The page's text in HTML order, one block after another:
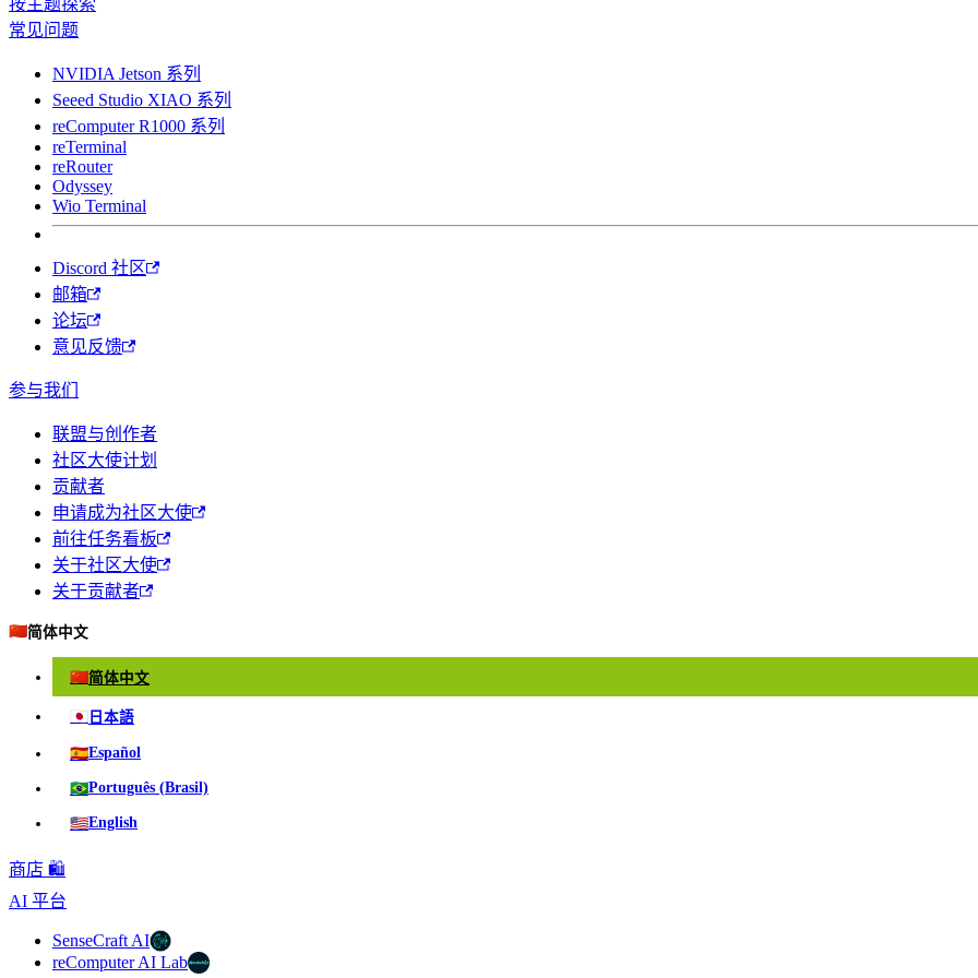
按主题探索
常见问题
NVIDIA Jetson 系列
Seeed Studio XIAO 系列
reComputer R1000 系列
reTerminal
reRouter
Odyssey
Wio Terminal
Discord 社区
邮箱
论坛
意见反馈
参与我们
联盟与创作者
社区大使计划
贡献者
申请成为社区大使
前往任务看板
关于社区大使
关于贡献者
🇨🇳简体中文
🇨🇳简体中文
🇯🇵 日本語
🇪🇸Español
🇧🇷Português (Brasil)
🇺🇸English
商店 🛍️
AI 平台
SenseCraft AI
reComputer AI Lab